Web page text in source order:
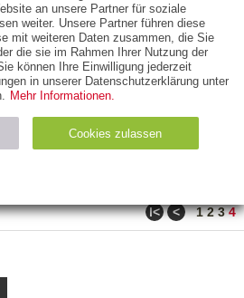
Bestseller
ǀ< < 1 2 3 4
an unsere Partner für soziale
weiter. Unsere Partner führen diese
mit weiteren Daten zusammen, die Sie
die sie im Rahmen Ihrer Nutzung der
können Ihre Einwilligung jederzeit
in unserer Datenschutzerklärung unter
Mehr Informationen.
Cookies zulassen
verwendet